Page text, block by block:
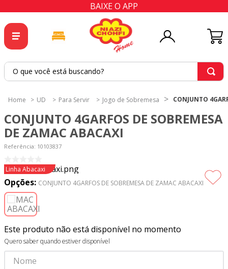
BAIXE O APP
O que você está buscando?
UD Para Servir Jogo de Sobremesa CONJUNTO
CONJUNTO 4GARFOS DE SOBREMESA
DE ZAMAC ABACAXI
Referência: 10103837
Linha Abacaxi
Opções: CONJUNTO 4GARFOS DE SOBREMESA DE ZAMAC ABACAXI
Este produto não está disponível no momento
Quero saber quando estiver disponível
2º
tapete
cortina
5º
tapetes
6º
percal
7º
tecido tricoline
8º
tricoline digital
9º
tecido oxford